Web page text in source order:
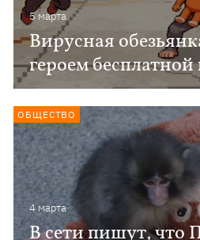
5 марта
Вирусная
героем
4 марта
В сети пишут, что
ОБЩЕСТВО